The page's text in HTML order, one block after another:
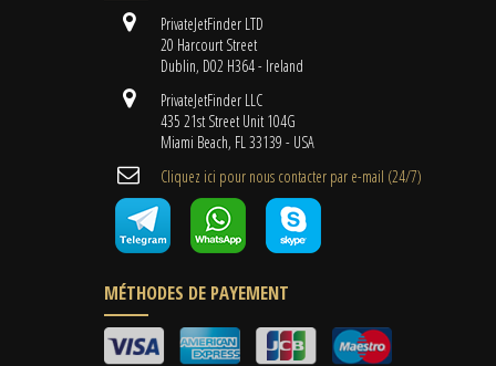
PrivateJetFinder LTD
20 Harcourt Street
Dublin, D02 H364 - Ireland
PrivateJetFinder LLC
435 21st Street Unit 104G
Miami Beach, FL 33139 - USA
Cliquez ici pour nous contacter par e-mail (24/7)
MÉTHODES DE PAYEMENT